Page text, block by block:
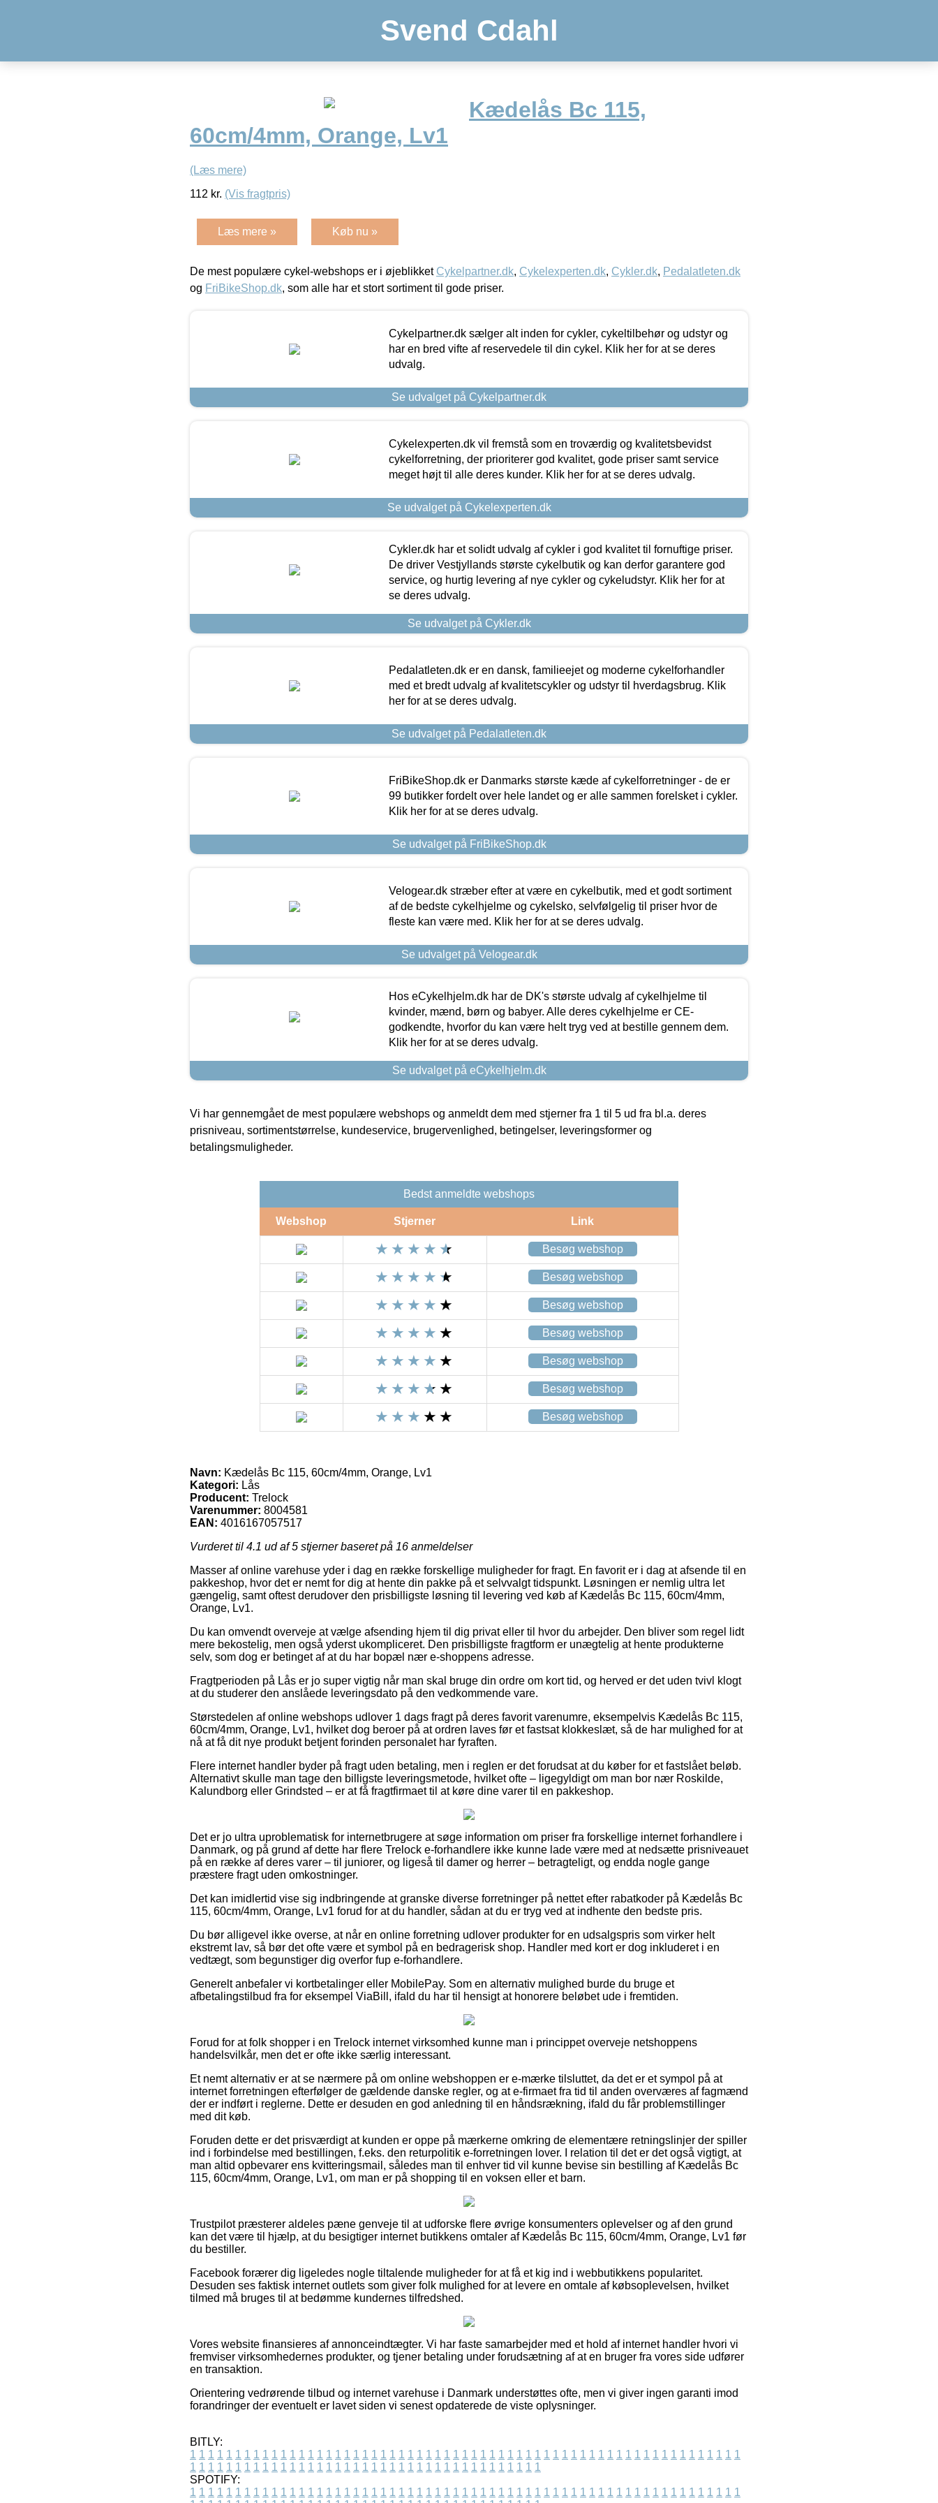
Svend Cdahl
Kædelås Bc 115,
60cm/4mm, Orange, Lv1
(Læs mere)
112 kr. (Vis fragtpris)
Læs mere » Køb nu »
De mest populære cykel-webshops er i øjeblikket Cykelpartner.dk, Cykelexperten.dk, Cykler.dk, Pedalatleten.dk
og FriBikeShop.dk, som alle har et stort sortiment til gode priser.
Cykelpartner.dk sælger alt inden for cykler, cykeltilbehør og udstyr og
har en bred vifte af reservedele til din cykel. Klik her for at se deres
udvalg.
Se udvalget på Cykelpartner.dk
Cykelexperten.dk vil fremstå som en troværdig og kvalitetsbevidst
cykelforretning, der prioriterer god kvalitet, gode priser samt service
meget højt til alle deres kunder. Klik her for at se deres udvalg.
Se udvalget på Cykelexperten.dk
Cykler.dk har et solidt udvalg af cykler i god kvalitet til fornuftige priser.
De driver Vestjyllands største cykelbutik og kan derfor garantere god
service, og hurtig levering af nye cykler og cykeludstyr. Klik her for at
se deres udvalg.
Se udvalget på Cykler.dk
Pedalatleten.dk er en dansk, familieejet og moderne cykelforhandler
med et bredt udvalg af kvalitetscykler og udstyr til hverdagsbrug. Klik
her for at se deres udvalg.
Se udvalget på Pedalatleten.dk
FriBikeShop.dk er Danmarks største kæde af cykelforretninger - de er
99 butikker fordelt over hele landet og er alle sammen forelsket i cykler.
Klik her for at se deres udvalg.
Se udvalget på FriBikeShop.dk
Velogear.dk stræber efter at være en cykelbutik, med et godt sortiment
af de bedste cykelhjelme og cykelsko, selvfølgelig til priser hvor de
fleste kan være med. Klik her for at se deres udvalg.
Se udvalget på Velogear.dk
Hos eCykelhjelm.dk har de DK's største udvalg af cykelhjelme til
kvinder, mænd, børn og babyer. Alle deres cykelhjelme er CE-
godkendte, hvorfor du kan være helt tryg ved at bestille gennem dem.
Klik her for at se deres udvalg.
Se udvalget på eCykelhjelm.dk
Vi har gennemgået de mest populære webshops og anmeldt dem med stjerner fra 1 til 5 ud fra bl.a. deres
prisniveau, sortimentstørrelse, kundeservice, brugervenlighed, betingelser, leveringsformer og
betalingsmuligheder.
Bedst anmeldte webshops
Webshop Stjerner Link
Besøg webshop
Besøg webshop
Besøg webshop
Besøg webshop
Besøg webshop
Besøg webshop
Besøg webshop
Navn: Kædelås Bc 115, 60cm/4mm, Orange, Lv1
Kategori: Lås
Producent: Trelock
Varenummer: 8004581
EAN: 4016167057517
Vurderet til 4.1 ud af 5 stjerner baseret på 16 anmeldelser
Masser af online varehuse yder i dag en række forskellige muligheder for fragt. En favorit er i dag at afsende til en
pakkeshop, hvor det er nemt for dig at hente din pakke på et selvvalgt tidspunkt. Løsningen er nemlig ultra let
gængelig, samt oftest derudover den prisbilligste løsning til levering ved køb af Kædelås Bc 115, 60cm/4mm,
Orange, Lv1.
Du kan omvendt overveje at vælge afsending hjem til dig privat eller til hvor du arbejder. Den bliver som regel lidt
mere bekostelig, men også yderst ukompliceret. Den prisbilligste fragtform er unægtelig at hente produkterne
selv, som dog er betinget af at du har bopæl nær e-shoppens adresse.
Fragtperioden på Lås er jo super vigtig når man skal bruge din ordre om kort tid, og herved er det uden tvivl klogt
at du studerer den anslåede leveringsdato på den vedkommende vare.
Størstedelen af online webshops udlover 1 dags fragt på deres favorit varenumre, eksempelvis Kædelås Bc 115,
60cm/4mm, Orange, Lv1, hvilket dog beroer på at ordren laves før et fastsat klokkeslæt, så de har mulighed for at
nå at få dit nye produkt betjent forinden personalet har fyraften.
Flere internet handler byder på fragt uden betaling, men i reglen er det forudsat at du køber for et fastslået beløb.
Alternativt skulle man tage den billigste leveringsmetode, hvilket ofte – ligegyldigt om man bor nær Roskilde,
Kalundborg eller Grindsted – er at få fragtfirmaet til at køre dine varer til en pakkeshop.
Det er jo ultra uproblematisk for internetbrugere at søge information om priser fra forskellige internet forhandlere i
Danmark, og på grund af dette har flere Trelock e-forhandlere ikke kunne lade være med at nedsætte prisniveauet
på en række af deres varer – til juniorer, og ligeså til damer og herrer – betragteligt, og endda nogle gange
præstere fragt uden omkostninger.
Det kan imidlertid vise sig indbringende at granske diverse forretninger på nettet efter rabatkoder på Kædelås Bc
115, 60cm/4mm, Orange, Lv1 forud for at du handler, sådan at du er tryg ved at indhente den bedste pris.
Du bør alligevel ikke overse, at når en online forretning udlover produkter for en udsalgspris som virker helt
ekstremt lav, så bør det ofte være et symbol på en bedragerisk shop. Handler med kort er dog inkluderet i en
vedtægt, som begunstiger dig overfor fup e-forhandlere.
Generelt anbefaler vi kortbetalinger eller MobilePay. Som en alternativ mulighed burde du bruge et
afbetalingstilbud fra for eksempel ViaBill, ifald du har til hensigt at honorere beløbet ude i fremtiden.
Forud for at folk shopper i en Trelock internet virksomhed kunne man i princippet overveje netshoppens
handelsvilkår, men det er ofte ikke særlig interessant.
Et nemt alternativ er at se nærmere på om online webshoppen er e-mærke tilsluttet, da det er et sympol på at
internet forretningen efterfølger de gældende danske regler, og at e-firmaet fra tid til anden overværes af fagmænd
der er indført i reglerne. Dette er desuden en god anledning til en håndsrækning, ifald du får problemstillinger
med dit køb.
Foruden dette er det prisværdigt at kunden er oppe på mærkerne omkring de elementære retningslinjer der spiller
ind i forbindelse med bestillingen, f.eks. den returpolitik e-forretningen lover. I relation til det er det også vigtigt, at
man altid opbevarer ens kvitteringsmail, således man til enhver tid vil kunne bevise sin bestilling af Kædelås Bc
115, 60cm/4mm, Orange, Lv1, om man er på shopping til en voksen eller et barn.
Trustpilot præsterer aldeles pæne genveje til at udforske flere øvrige konsumenters oplevelser og af den grund
kan det være til hjælp, at du besigtiger internet butikkens omtaler af Kædelås Bc 115, 60cm/4mm, Orange, Lv1 før
du bestiller.
Facebook forærer dig ligeledes nogle tiltalende muligheder for at få et kig ind i webbutikkens popularitet.
Desuden ses faktisk internet outlets som giver folk mulighed for at levere en omtale af købsoplevelsen, hvilket
tilmed må bruges til at bedømme kundernes tilfredshed.
Vores website finansieres af annonceindtægter. Vi har faste samarbejder med et hold af internet handler hvori vi
fremviser virksomhedernes produkter, og tjener betaling under forudsætning af at en bruger fra vores side udfører
en transaktion.
Orientering vedrørende tilbud og internet varehuse i Danmark understøttes ofte, men vi giver ingen garanti imod
forandringer der eventuelt er lavet siden vi senest opdaterede de viste oplysninger.
BITLY:
1 1 1 1 1 1 1 1 1 1 1 1 1 1 1 1 1 1 1 1 1 1 1 1 1 1 1 1 1 1 1 1 1 1 1 1 1 1 1 1 1 1 1 1 1 1 1 1 1 1 1 1 1 1 1 1 1 1 1 1 1
1 1 1 1 1 1 1 1 1 1 1 1 1 1 1 1 1 1 1 1 1 1 1 1 1 1 1 1 1 1 1 1 1 1 1 1 1 1 1
SPOTIFY:
1 1 1 1 1 1 1 1 1 1 1 1 1 1 1 1 1 1 1 1 1 1 1 1 1 1 1 1 1 1 1 1 1 1 1 1 1 1 1 1 1 1 1 1 1 1 1 1 1 1 1 1 1 1 1 1 1 1 1 1 1